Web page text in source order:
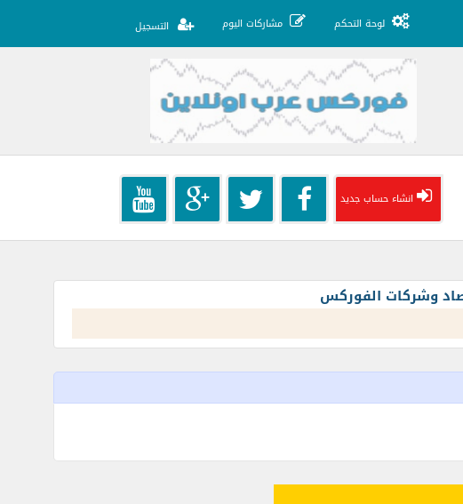
لوحة التحكم مشاركات اليوم التسجيل
انشاء حساب جديد
وشركات الفوركس